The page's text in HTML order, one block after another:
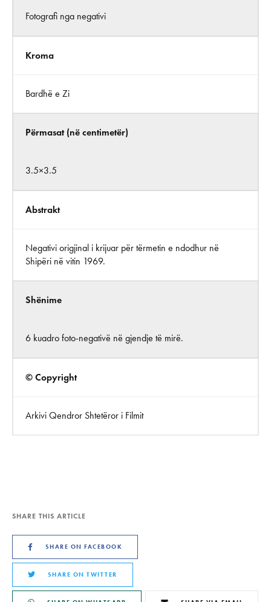
Fotografi nga negativi
Kroma
Bardhë e Zi
Përmasat (në centimetër)
3.5×3.5
Abstrakt
Negativi origjinal i krijuar për tërmetin e ndodhur në
Shipëri në vitin 1969.
Shënime
6 kuadro foto-negativë në gjendje të mirë.
© Copyright
Arkivi Qendror Shtetëror i Filmit
SHARE THIS ARTICLE
SHARE ON FACEBOOK
SHARE ON TWITTER